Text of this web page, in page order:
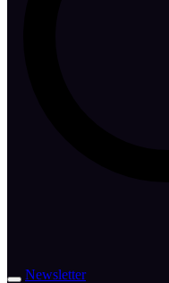
Newsletter